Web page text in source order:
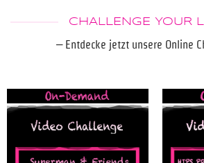
CHALLENGE YOUR
– Entdecke jetzt unsere Online